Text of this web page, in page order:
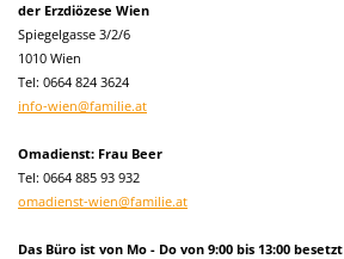
der Erzdiözese Wien
Spiegelgasse 3/2/6
1010 Wien
Tel: 0664 824 3624
info-wien@familie.at
Omadienst: Frau Beer
Tel: 0664 885 93 932
omadienst-wien@familie.at
Das Büro ist von Mo - Do von 9:00 bis 13:00 besetzt